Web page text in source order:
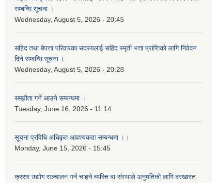
सम्बन्धि सूचना ।
Wednesday, August 5, 2026 - 20:45
सहिद तथा बेपत्ता परिवारका सदस्यलाई सहिद स्मृती भत्ता प्राप्तिको लागि निवेदन
दिने सम्वन्धि सूचना ।
Wednesday, August 5, 2026 - 20:28
सम्झौता गर्ने आउने सम्बन्धमा ।
Tuesday, June 16, 2026 - 11:14
सूचना प्रविधि अधिकृत आवश्यकता सम्बन्धमा ।।
Monday, June 15, 2026 - 15:45
क्रसर उद्योग सञ्चालन गर्न चाहने व्यक्ति वा संस्थाले अनुमतिको लागि दरखास्त